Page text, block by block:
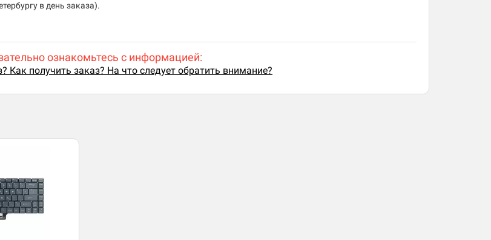
в день заказа).
ознакомьтесь с информацией:
Как получить заказ? На что следует обратить внимание?